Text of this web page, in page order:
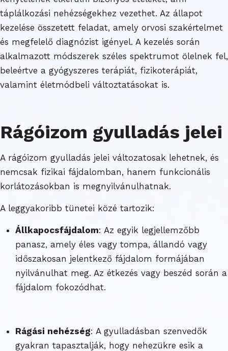
táplálkozási nehézségekhez vezethet. Az állapot
kezelése összetett feladat, amely orvosi szakértelmet
és megfelelő diagnózist igényel. A kezelés során
alkalmazott módszerek széles spektrumot ölelnek fel,
beleértve a gyógyszeres terápiát, fizikoterápiát,
valamint életmódbeli változtatásokat is.
Rágóizom gyulladás jelei
A rágóizom gyulladás jelei változatosak lehetnek, és
nemcsak fizikai fájdalomban, hanem funkcionális
korlátozásokban is megnyilvánulhatnak.
A leggyakoribb tünetei közé tartozik:
Állkapocsfájdalom: Az egyik legjellemzőbb
panasz, amely éles vagy tompa, állandó vagy
időszakosan jelentkező fájdalom formájában
nyilvánulhat meg. Az étkezés vagy beszéd során a
fájdalom fokozódhat.
Rágási nehézség: A gyulladásban szenvedők
gyakran tapasztalják, hogy nehezükre esik a